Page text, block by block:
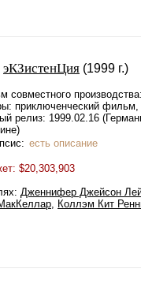
эКЗистенЦия (1999 г.)
совместного
приключенческий фильм,
релиз: 1999.02.16
есть описание
$20,303,903
Дженнифер Джейсон
, Коллэм Кит